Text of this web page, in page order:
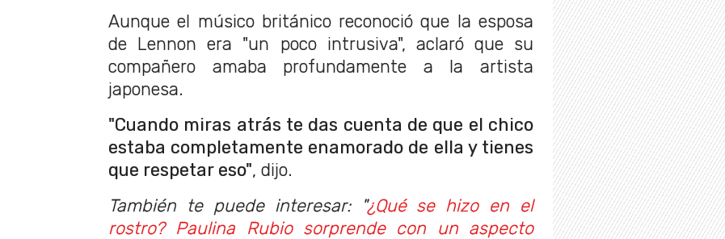
Aunque el músico británico reconoció que la esposa
de Lennon era "un poco intrusiva", aclaró que su
compañero amaba profundamente a la artista
japonesa.
"Cuando miras atrás te das cuenta de que el chico
estaba completamente enamorado de ella y tienes
que respetar eso", dijo.
También te puede interesar: "¿Qué se hizo en el
rostro? Paulina Rubio sorprende con un aspecto